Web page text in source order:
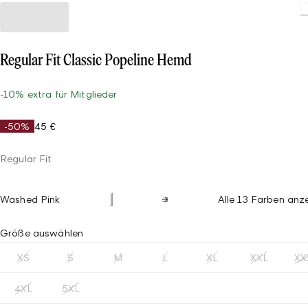
Regular Fit Classic Popeline Hemd
-10% extra für Mitglieder
-50% 45 €
Regular Fit
Washed Pink Alle 13 Farben
Größe auswählen
XS S M L XL XXL
4XL 5XL